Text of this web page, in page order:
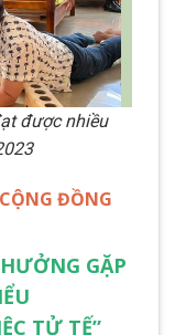
được nhiều
ĐỒNG
GẶP
TỬ TẾ”